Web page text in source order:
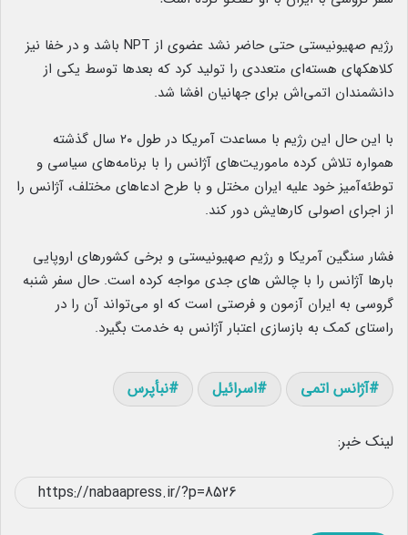
رژیم صهیونیستی حتی حاضر نشد عضوی از NPT باشد و در خفا نیز
کلاهکهای هسته‌ای متعددی را تولید کرد که بعدها توسط یکی از
دانشمندان اتمی‌اش برای جهانیان افشا شد.
با این حال این رژیم با مساعدت آمریکا در طول ۲۰ سال گذشته
همواره تلاش کرده ماموریت‌های آژانس را با برنامه‌های سیاسی و
توطئه‌آمیز خود علیه ایران مختل و با طرح ادعاهای مختلف، آژانس را
از اجرای اصولی کارهایش دور‌ کند.
فشار سنگین آمریکا و رژیم صهیونیستی و برخی کشورهای اروپایی
بارها آژانس را با چالش های جدی مواجه کرده است. حال سفر شنبه
گروسی به ایران آزمون و فرصتی است که او می‌تواند آن را در
راستای کمک به بازسازی اعتبار آژانس به خدمت بگیرد.
آژانس اتمی اسرائیل نبأپرس
لینک خبر: